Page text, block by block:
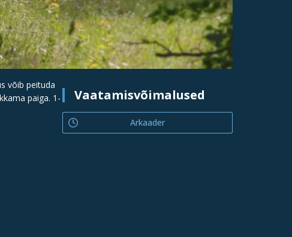
võib peituda
paiga. 1-
Vaatamisvõimalused
Arkaader